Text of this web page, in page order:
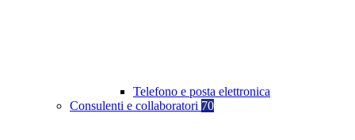
Telefono e posta elettronica
Consulenti e collaboratori 70